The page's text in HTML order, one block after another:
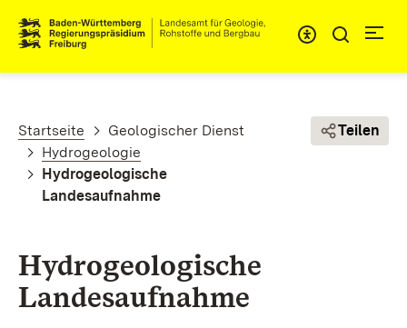
Pfadnavigation
Startseite
Geologischer Dienst
Hydrogeologie
Hydrogeologische
Landesaufnahme
Teilen
Hydrogeologische
Landesaufnahme